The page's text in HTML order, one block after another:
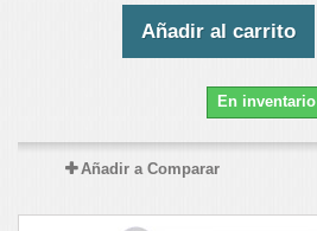
Añadir al carrito
En inventario
Añadir a Comparar